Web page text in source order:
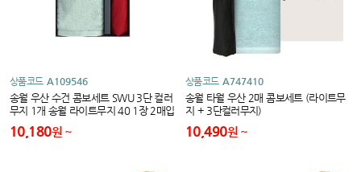
상품코드 A109546
송월 우산 수건 콤보세트 SWU 3단 컬러
무지 1개 송월 라이트무지 40 1장 2매입
세트
10,180원
상품코드 A747410
송월 타월 우산 2매 콤보세트 (라이트무
지 + 3단컬러무지)
10,490원